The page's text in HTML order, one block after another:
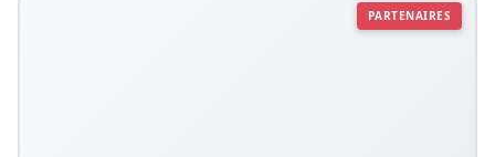
PARTENAIRES